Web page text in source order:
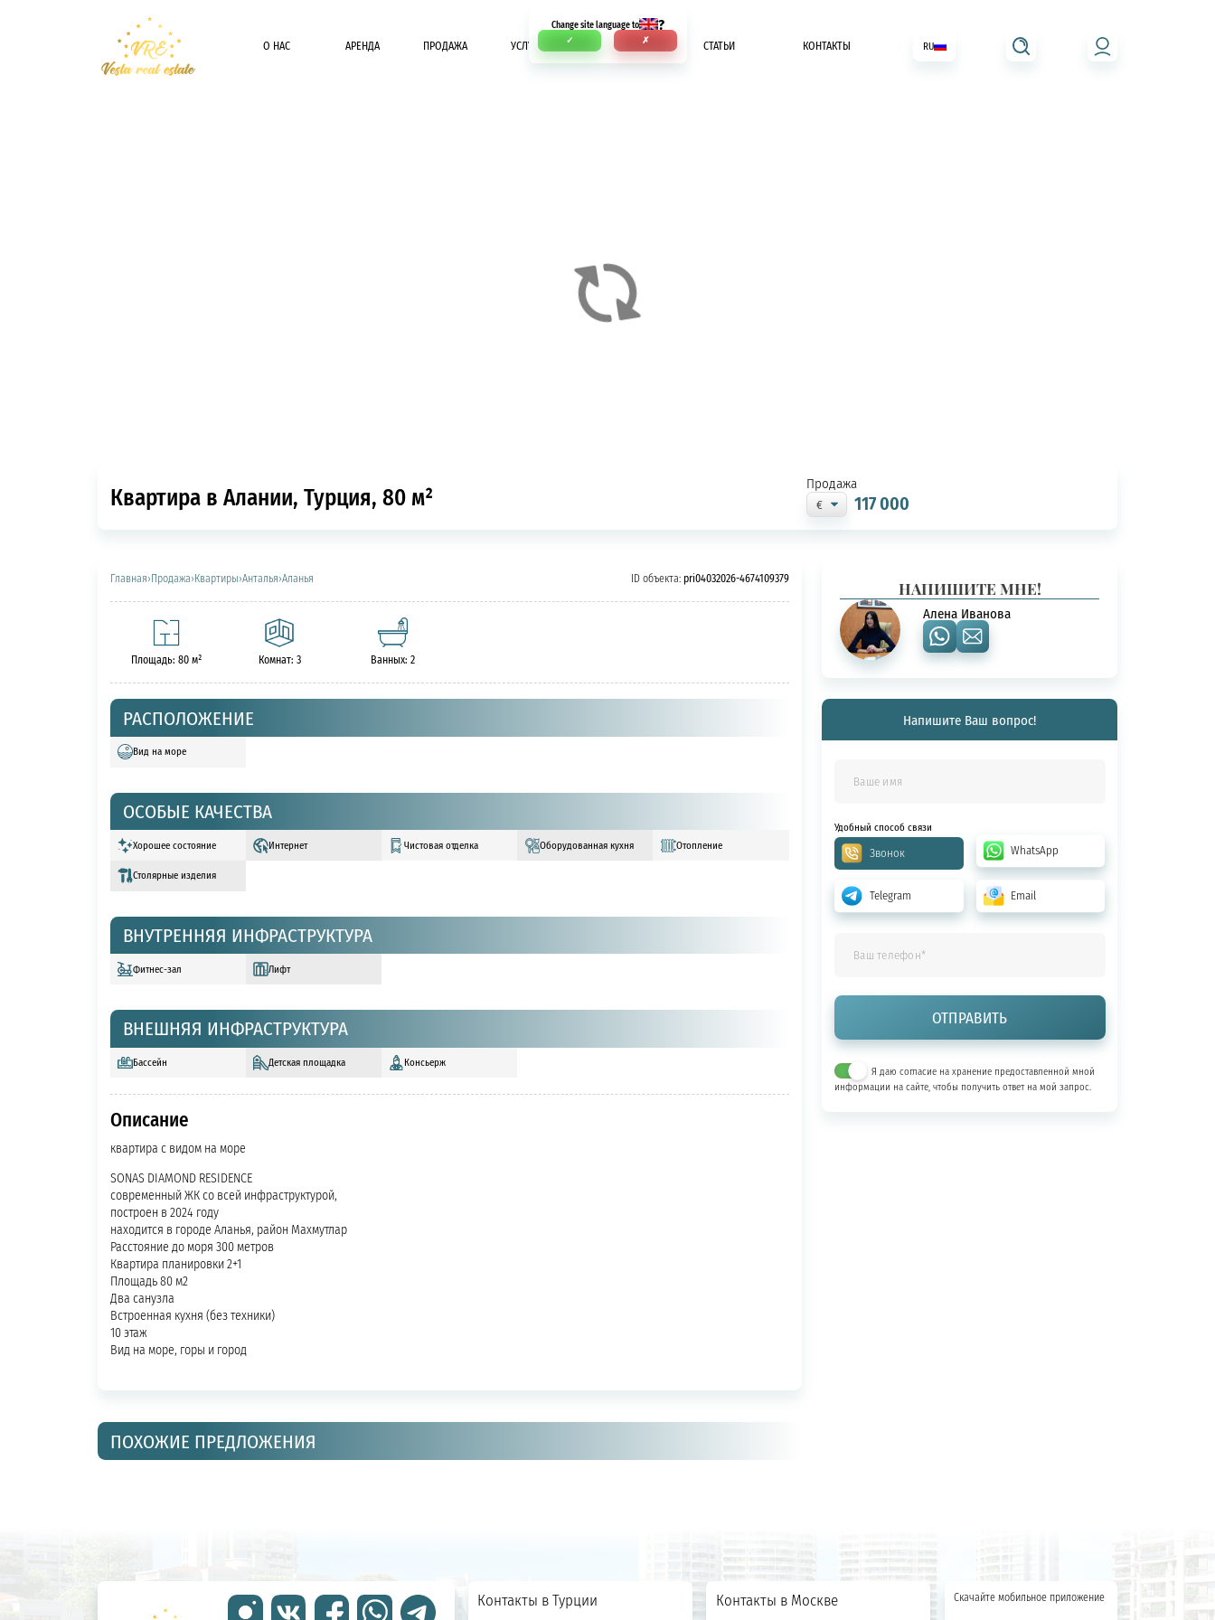
Change site language to ?
✓ ✗
О НАС АРЕНДА ПРОДАЖА УСЛУГИ ОПЛАТА СТАТЬИ КОНТАКТЫ RU
Квартира в Алании, Турция, 80 м² Продажа
117 000
Главная›Продажа›Квартиры›Анталья›Аланья ID объекта: pri04032026-4674109379
Площадь: 80 м² Комнат: 3 Ванных: 2
РАСПОЛОЖЕНИЕ
Вид на море
ОСОБЫЕ КАЧЕСТВА
Хорошее состояние Интернет Чистовая отделка Оборудованная кухня Отопление
Столярные изделия
ВНУТРЕННЯЯ ИНФРАСТРУКТУРА
Фитнес-зал Лифт
ВНЕШНЯЯ ИНФРАСТРУКТУРА
Бассейн Детская площадка Консьерж
Описание
квартира с видом на море
SONAS DIAMOND RESIDENCE
современный ЖК со всей инфраструктурой,
построен в 2024 году
находится в городе Аланья, район Махмутлар
Расстояние до моря 300 метров
Квартира планировки 2+1
Площадь 80 м2
Два санузла
Встроенная кухня (без техники)
10 этаж
Вид на море, горы и город
ПОХОЖИЕ ПРЕДЛОЖЕНИЯ
НАПИШИТЕ МНЕ!
Алена Иванова
Напишите Ваш вопрос!
Удобный способ связи
Звонок WhatsApp
Telegram Email
Я даю согласие на хранение предоставленной мной
информации на сайте, чтобы получить ответ на мой запрос.
Контакты в Турции Контакты в Москве Скачайте мобильное приложение